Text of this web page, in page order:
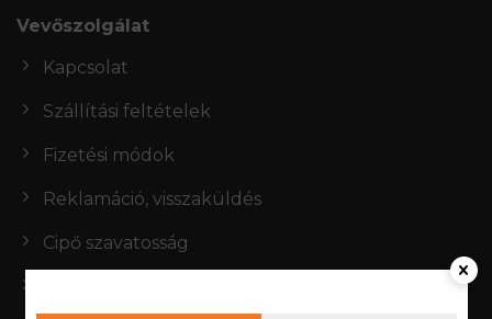
Vevőszolgálat
Kapcsolat
Szállítási feltételek
Fizetési módok
Reklamáció, visszaküldés
Cipő szavatosság